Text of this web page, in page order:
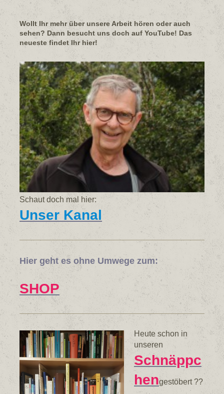
Wollt Ihr mehr über unsere Arbeit hören oder auch
sehen? Dann besucht uns doch auf YouTube! Das
neueste findet Ihr hier!
Schaut doch mal hier:
Unser Kanal
Hier geht es ohne Umwege zum:
SHOP
Heute schon in
unseren
Schnäppc
hengestöbert ??